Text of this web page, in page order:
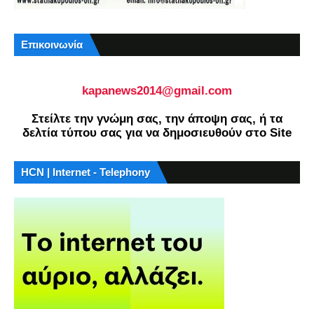
Επικοινωνία
kapanews2014@gmail.com
Στείλτε την γνώμη σας, την άποψη σας, ή τα
δελτία τύπου σας για να δημοσιευθούν στο Site
HCN | Internet - Telephony